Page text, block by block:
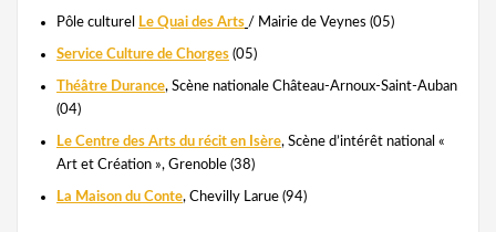
Pôle culturel Le Quai des Arts / Mairie de Veynes (05)
Service Culture de Chorges (05)
Théâtre Durance, Scène nationale Château-Arnoux-Saint-Auban
(04)
Le Centre des Arts du récit en Isère, Scène d’intérêt national «
Art et Création », Grenoble (38)
La Maison du Conte, Chevilly Larue (94)